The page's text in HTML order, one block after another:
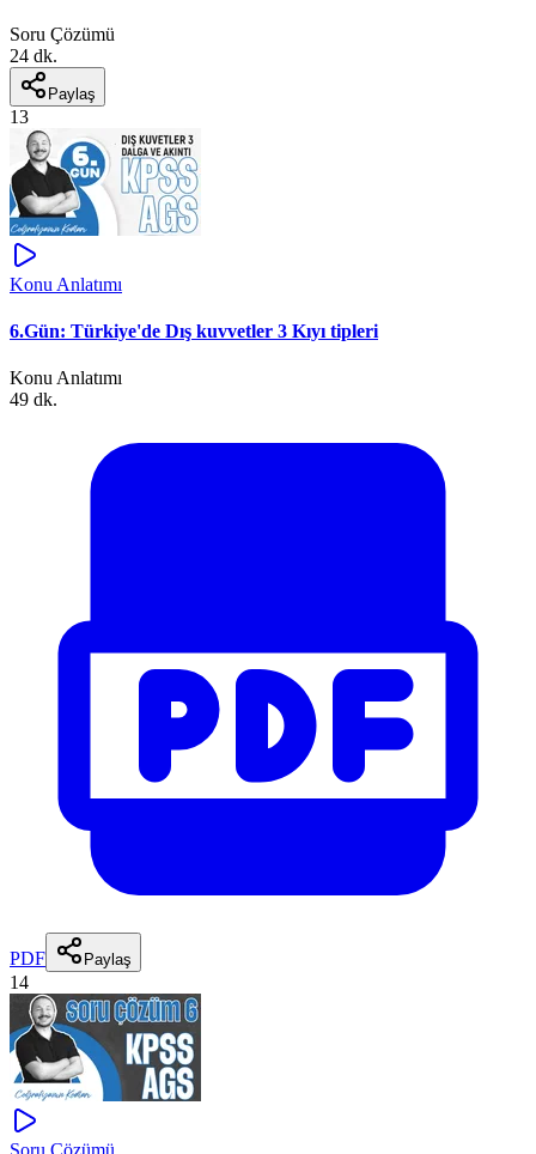
Soru Çözümü
24 dk.
Paylaş
13
Konu Anlatımı
6.Gün: Türkiye'de Dış kuvvetler 3 Kıyı tipleri
Konu Anlatımı
49 dk.
PDF Paylaş
14
Soru Çözümü